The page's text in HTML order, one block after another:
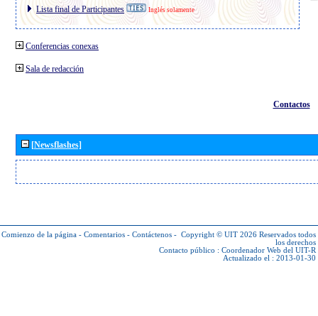
Lista final de Participantes Inglés solamente
Conferencias conexas
Sala de redacción
Contactos
[Newsflashes]
Comienzo de la página - Comentarios - Contáctenos - Copyright © UIT 2026 Reservados todos
los derechos
Contacto público : Coordenador Web del UIT-R
Actualizado el : 2013-01-30